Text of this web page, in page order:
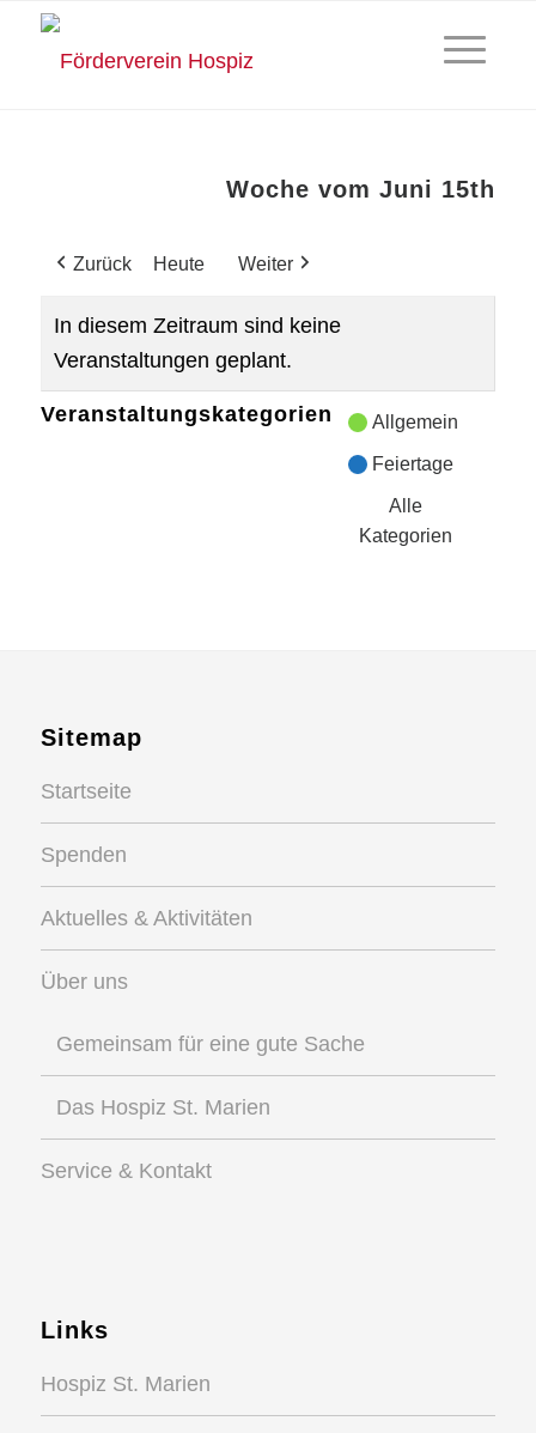
Woche vom Juni 15th
Zurück Heute Weiter
In diesem Zeitraum sind keine
Veranstaltungen geplant.
Veranstaltungskategorien Allgemein
Feiertage
Alle
Kategorien
Sitemap
Startseite
Spenden
Aktuelles & Aktivitäten
Über uns
Gemeinsam für eine gute Sache
Das Hospiz St. Marien
Service & Kontakt
Links
Hospiz St. Marien